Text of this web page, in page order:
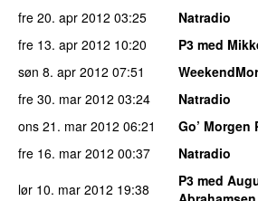
fre 20. apr 2012 03:25
Natradio
fre 13. apr 2012 10:20
P3 med
søn 8. apr 2012 07:51
fre 30. mar 2012 03:24
Natradio
ons 21. mar 2012 06:21
Go’ Morgen
fre 16. mar 2012 00:37
Natradio
lør 10. mar 2012 19:38
P3 med